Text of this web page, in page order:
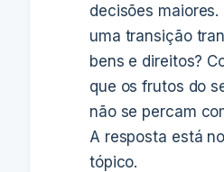
decisões
uma transição
bens e direitos?
que os frutos do
não se percam
A resposta está
tópico.